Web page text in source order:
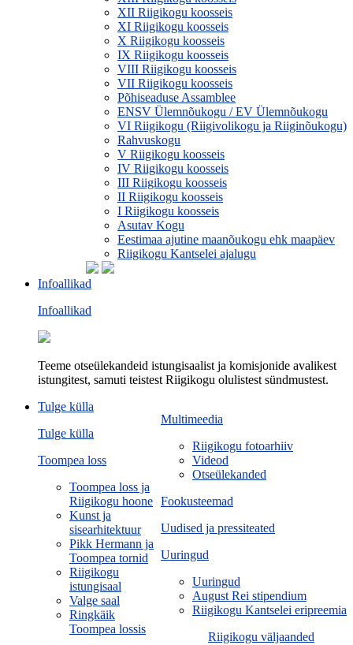
XII Riigikogu koosseis
XI Riigikogu koosseis
X Riigikogu koosseis
IX Riigikogu koosseis
VIII Riigikogu koosseis
VII Riigikogu koosseis
Põhiseaduse Assamblee
ENSV Ülemnõukogu / EV Ülemnõukogu
VI Riigikogu (Riigivolikogu ja Riiginõukogu)
Rahvuskogu
V Riigikogu koosseis
IV Riigikogu koosseis
III Riigikogu koosseis
II Riigikogu koosseis
I Riigikogu koosseis
Asutav Kogu
Eestimaa ajutine maanõukogu ehk maapäev
Riigikogu Kantselei ajalugu
Infoallikad
Infoallikad
Teeme otseülekandeid istungisaalist ja komisjonide avalikest
istungitest, samuti teistest Riigikogu olulistest sündmustest.
Multimeedia
Riigikogu fotoarhiiv
Videod
Otseülekanded
Fookusteemad
Uudised ja pressiteated
Uuringud
Uuringud
August Rei stipendium
Riigikogu Kantselei eripreemia
Riigikogu väljaanded
Tulge külla
Tulge külla
Toompea loss
Toompea loss ja
Riigikogu hoone
Kunst ja
sisearhitektuur
Pikk Hermann ja
Toompea tornid
Riigikogu
istungisaal
Valge saal
Ringkäik
Toompea lossis